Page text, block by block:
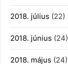
2018. július (22)
2018. június (24)
2018. május (24)